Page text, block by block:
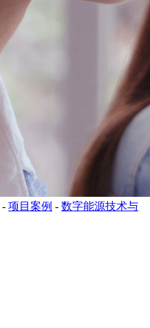
- 项目案例 - 数字能源技术与